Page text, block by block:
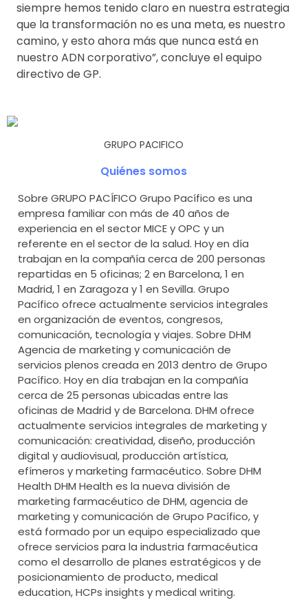
siempre hemos tenido claro en nuestra estrategia
que la transformación no es una meta, es nuestro
camino, y esto ahora más que nunca está en
nuestro ADN corporativo”, concluye el equipo
directivo de GP.
GRUPO PACIFICO
Quiénes somos
Sobre GRUPO PACÍFICO Grupo Pacífico es una
empresa familiar con más de 40 años de
experiencia en el sector MICE y OPC y un
referente en el sector de la salud. Hoy en día
trabajan en la compañía cerca de 200 personas
repartidas en 5 oficinas; 2 en Barcelona, 1 en
Madrid, 1 en Zaragoza y 1 en Sevilla. Grupo
Pacífico ofrece actualmente servicios integrales
en organización de eventos, congresos,
comunicación, tecnología y viajes. Sobre DHM
Agencia de marketing y comunicación de
servicios plenos creada en 2013 dentro de Grupo
Pacífico. Hoy en día trabajan en la compañía
cerca de 25 personas ubicadas entre las
oficinas de Madrid y de Barcelona. DHM ofrece
actualmente servicios integrales de marketing y
comunicación: creatividad, diseño, producción
digital y audiovisual, producción artística,
efímeros y marketing farmacéutico. Sobre DHM
Health DHM Health es la nueva división de
marketing farmacéutico de DHM, agencia de
marketing y comunicación de Grupo Pacífico, y
está formado por un equipo especializado que
ofrece servicios para la industria farmacéutica
como el desarrollo de planes estratégicos y de
posicionamiento de producto, medical
education, HCPs insights y medical writing.